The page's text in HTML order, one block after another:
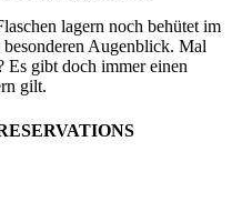
lagern noch behütet im
Augenblick. Mal
Es gibt doch immer einen
gilt.